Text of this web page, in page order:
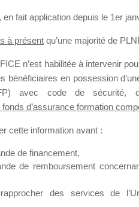
souhaitent répondre à l’Appel à
il est possible de laisser un
ce groupe
, en fait application depuis le 1er
à présent qu’une majorité de
n’est habilitée à intervenir
bénéficiaires en possession
avec code de sécurité,
d’assurance formation
cette information avant :
de financement,
de remboursement
des services de